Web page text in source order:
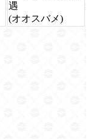
遇
(オオスバメ)